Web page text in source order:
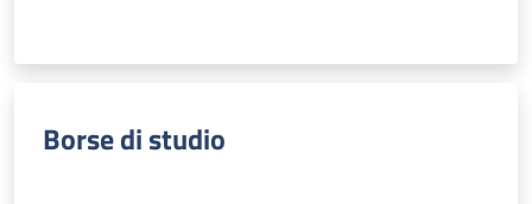
Borse di studio